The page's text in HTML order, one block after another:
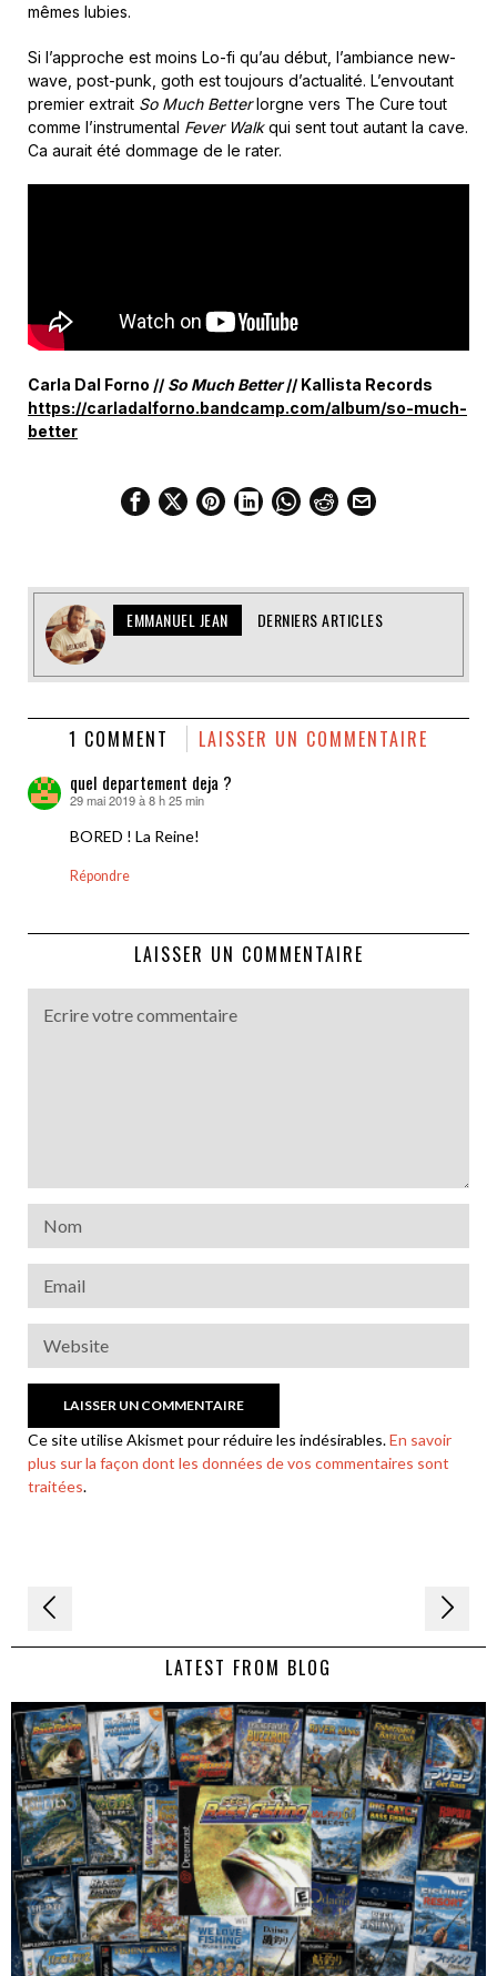
mêmes lubies.
Si l’approche est moins Lo-fi qu’au début, l’ambiance new-
wave, post-punk, goth est toujours d’actualité. L’envoutant
premier extrait So Much Betterlorgne vers The Cure tout
comme l’instrumental Fever Walkqui sent tout autant la cave.
Ca aurait été dommage de le rater.
Carla Dal Forno // So Much Better// Kallista Records
https://carladalforno.bandcamp.com/album/so-much-
better
EMMANUEL JEAN DERNIERS ARTICLES
1 COMMENT LAISSER UN COMMENTAIRE
quel departement deja ?
dit :
29 mai 2019 à 8 h 25 min
BORED ! La Reine!
Répondre
LAISSER UN COMMENTAIRE
Ce site utilise Akismet pour réduire les indésirables.En savoir
plus sur la façon dont les données de vos commentaires sont
traitées.
Navigation
de LATEST FROM BLOG